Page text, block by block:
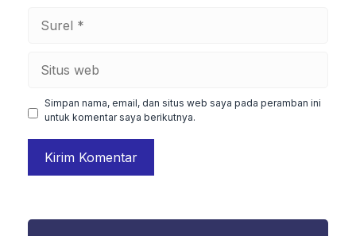
Simpan nama, email, dan situs web saya pada peramban ini
untuk komentar saya berikutnya.